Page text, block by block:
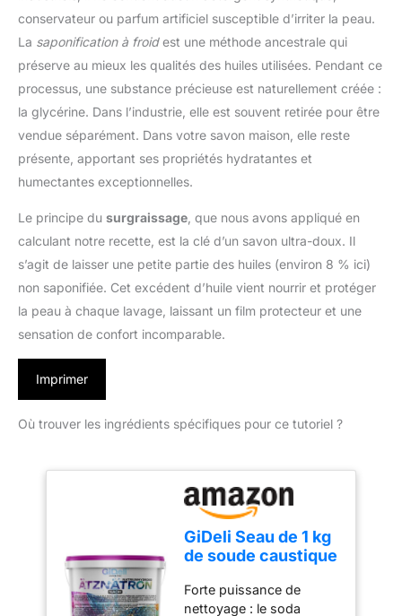
conservateur ou parfum artificiel susceptible d’irriter la peau.
La saponification à froidest une méthode ancestrale qui
préserve au mieux les qualités des huiles utilisées. Pendant ce
processus, une substance précieuse est naturellement créée :
la glycérine. Dans l’industrie, elle est souvent retirée pour être
vendue séparément. Dans votre savon maison, elle reste
présente, apportant ses propriétés hydratantes et
humectantes exceptionnelles.
Le principe du surgraissage , que nous avons appliqué en
calculant notre recette, est la clé d’un savon ultra-doux. Il
s’agit de laisser une petite partie des huiles (environ 8 % ici)
non saponifiée. Cet excédent d’huile vient nourrir et protéger
la peau à chaque lavage, laissant un film protecteur et une
sensation de confort incomparable.
Imprimer
Où trouver les ingrédients spécifiques pour ce tutoriel ?
GiDeli Seau de 1 kg
de soude caustique
d'hydroxyde de
sodium (NaOH) 99
Forte puissance de
nettoyage : le soda